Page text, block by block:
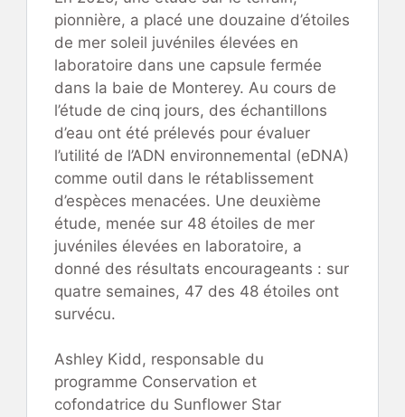
pionnière, a placé une douzaine d’étoiles
de mer soleil juvéniles élevées en
laboratoire dans une capsule fermée
dans la baie de Monterey. Au cours de
l’étude de cinq jours, des échantillons
d’eau ont été prélevés pour évaluer
l’utilité de l’ADN environnemental (eDNA)
comme outil dans le rétablissement
d’espèces menacées. Une deuxième
étude, menée sur 48 étoiles de mer
juvéniles élevées en laboratoire, a
donné des résultats encourageants : sur
quatre semaines, 47 des 48 étoiles ont
survécu.
Ashley Kidd, responsable du
programme Conservation et
cofondatrice du Sunflower Star